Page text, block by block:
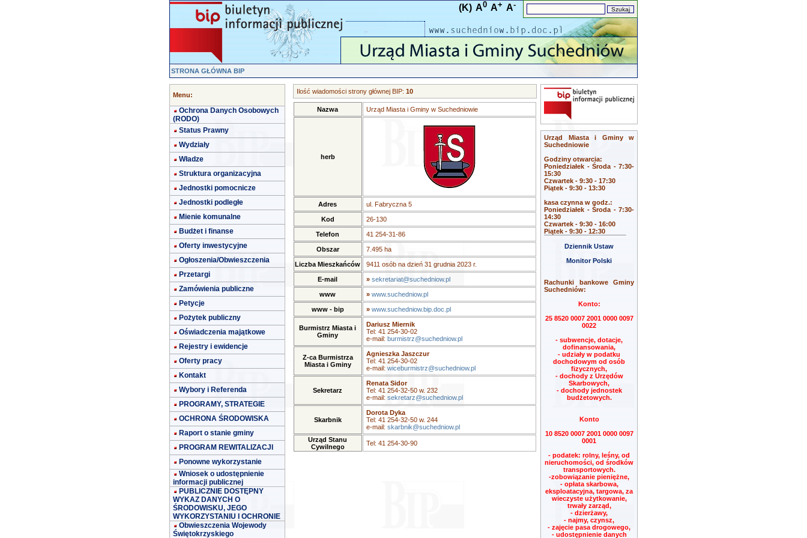
(K) A0 A+ A-
STRONA GŁÓWNA BIP
Menu:
Ochrona Danych Osobowych
(RODO)
Status Prawny
Wydziały
Władze
Struktura organizacyjna
Jednostki pomocnicze
Jednostki podległe
Mienie komunalne
Budżet i finanse
Oferty inwestycyjne
Ogłoszenia/Obwieszczenia
Przetargi
Zamówienia publiczne
Petycje
Pożytek publiczny
Oświadczenia majątkowe
Rejestry i ewidencje
Oferty pracy
Kontakt
Wybory i Referenda
PROGRAMY, STRATEGIE
OCHRONA ŚRODOWISKA
Raport o stanie gminy
PROGRAM REWITALIZACJI
Ponowne wykorzystanie
Wniosek o udostępnienie
informacji publicznej
PUBLICZNIE DOSTĘPNY
WYKAZ DANYCH O
ŚRODOWISKU, JEGO
WYKORZYSTANIU I OCHRONIE
Obwieszczenia Wojewody
Świętokrzyskiego
Ilość wiadomości strony głównej BIP: 10
Nazwa Urząd Miasta i Gminy w Suchedniowie
herb
Adres ul. Fabryczna 5
Kod 26-130
Telefon 41 254-31-86
Obszar 7.495 ha
Liczba Mieszkańców 9411 osób na dzień 31 grudnia 2023 r.
E-mail » sekretariat@suchedniow.pl
www » www.suchedniow.pl
www - bip » www.suchedniow.bip.doc.pl
Burmistrz Miasta i
Gminy
Dariusz Miernik
Tel: 41 254-30-02
e-mail: burmistrz@suchedniow.pl
Z-ca Burmistrza
Miasta i Gminy
Agnieszka Jaszczur
Tel: 41 254-30-02
e-mail: wiceburmistrz@suchedniow.pl
Sekretarz
Renata Sidor
Tel: 41 254-32-50 w. 232
e-mail: sekretarz@suchedniow.pl
Skarbnik
Dorota Dyka
Tel: 41 254-32-50 w. 244
e-mail: skarbnik@suchedniow.pl
Urząd Stanu
Cywilnego
Tel: 41 254-30-90
Urząd Miasta i Gminy w
Suchedniowie
Godziny otwarcia:
Poniedziałek - Środa - 7:30-
15:30
Czwartek - 9:30 - 17:30
Piątek - 9:30 - 13:30
kasa czynna w godz.:
Poniedziałek - Środa - 7:30-
14:30
Czwartek - 9:30 - 16:00
Piątek - 9:30 - 12:30
Dziennik Ustaw
Monitor Polski
Rachunki bankowe Gminy
Suchedniów:
Konto:
25 8520 0007 2001 0000 0097
0022
- subwencje, dotacje,
dofinansowania,
- udziały w podatku
dochodowym od osób
fizycznych,
- dochody z Urzędów
Skarbowych,
- dochody jednostek
budżetowych.
Konto
10 8520 0007 2001 0000 0097
0001
- podatek: rolny, leśny, od
nieruchomości, od środków
transportowych.
-zobowiązanie pieniężne,
- opłata skarbowa,
eksploatacyjna, targowa, za
wieczyste użytkowanie,
trwały zarząd,
- dzierżawy,
- najmy, czynsz,
- zajęcie pasa drogowego,
- udostępnienie danych